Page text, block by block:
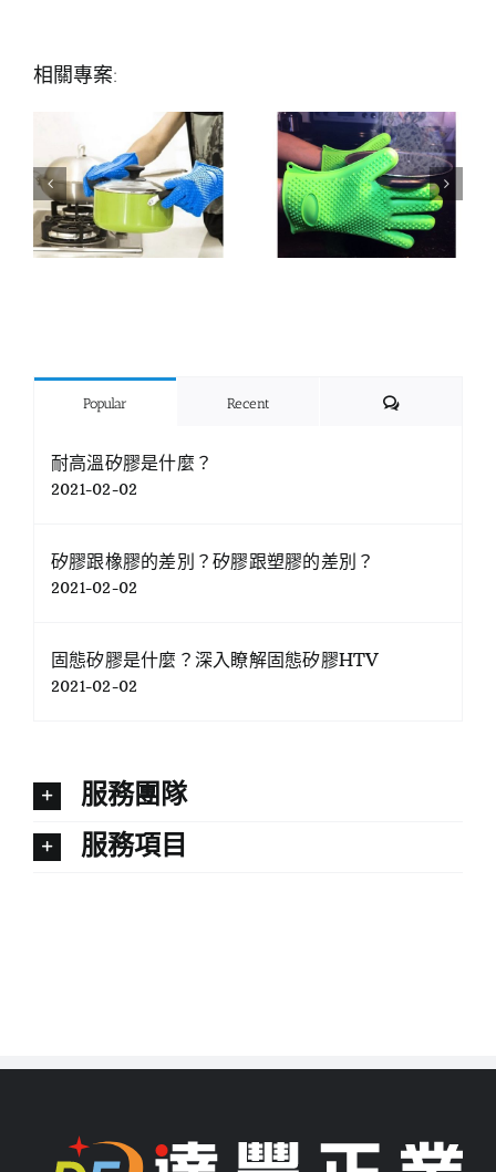
相關專案:
Popular Recent Comments
耐高溫矽膠是什麼？
2021-02-02
矽膠跟橡膠的差別？矽膠跟塑膠的差別？
2021-02-02
固態矽膠是什麼？深入瞭解固態矽膠HTV
2021-02-02
服務團隊
服務項目